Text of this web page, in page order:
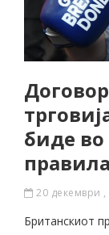
биде во
20 декември ,
Британскиот